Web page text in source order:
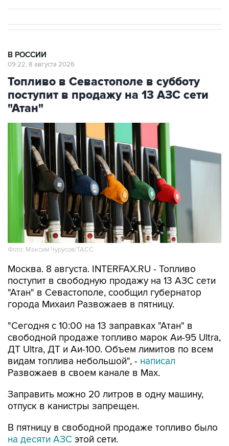
В РОССИИ
09:22, 8 августа 2026
Топливо в Севастополе в субботу
поступит в продажу на 13 АЗС сети
"Атан"
Фото: Максим Чурусов/ТАСС
Москва. 8 августа. INTERFAX.RU - Топливо
поступит в свободную продажу на 13 АЗС сети
"Атан" в Севастополе, сообщил губернатор
города Михаил Развожаев в пятницу.
"Сегодня с 10:00 на 13 заправках "Атан" в
свободной продаже топливо марок Аи-95 Ultra,
ДТ Ultra, ДТ и Аи-100. Объем лимитов по всем
видам топлива небольшой", - написал
Развожаев в своем канале в Max.
Заправить можно 20 литров в одну машину,
отпуск в канистры запрещен.
В пятницу в свободной продаже топливо было
на десяти АЗС этой сети.